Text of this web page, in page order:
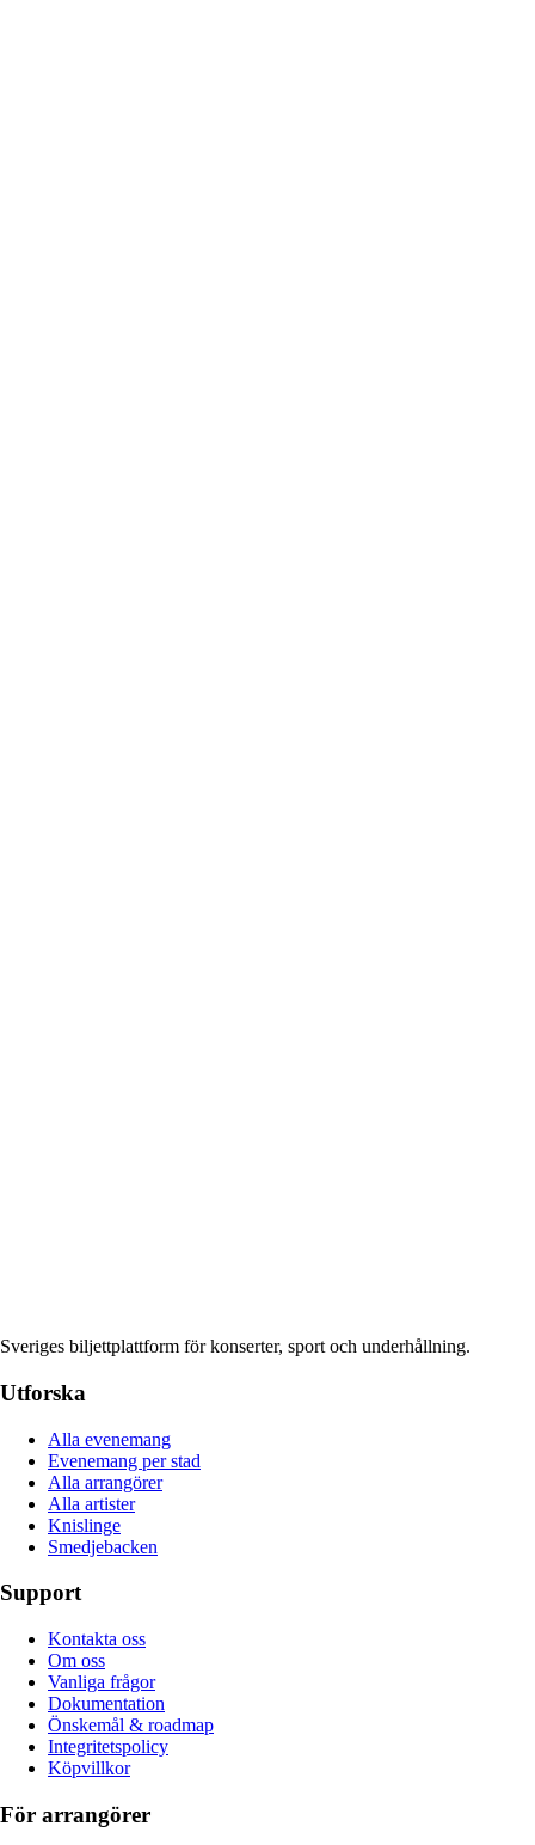
Sveriges biljettplattform för konserter, sport och underhållning.
Utforska
Alla evenemang
Evenemang per stad
Alla arrangörer
Alla artister
Knislinge
Smedjebacken
Support
Kontakta oss
Om oss
Vanliga frågor
Dokumentation
Önskemål & roadmap
Integritetspolicy
Köpvillkor
För arrangörer